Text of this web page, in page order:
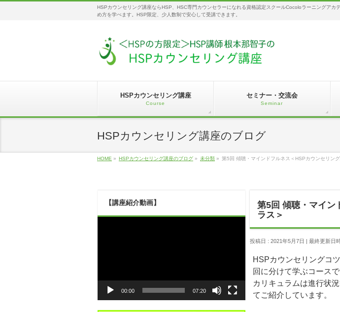
HSPカウンセリング講座ならHSP、HSC専門カウンセラーになれる資格認定スクールCocoloラーニングア
め方を学べます。HSP限定、少人数制で安心して受講できます。
HSPカウンセリング講座
Course
セミナー・交流会
Seminar
HSPカウンセリング講座のブログ
HOME » HSPカウンセリング講座のブログ » 未分類 » 第5回 傾聴・マインドフルネス＜HSPカウンセリン
第5回 傾聴・マイン
ラス＞
投稿日 : 2021年5月7日 最終更新日
HSPカウンセリングコ
回に分けて学ぶコースで
カリキュラムは進行状
てご紹介しています。
【講座紹介動画】
00:00 07:20